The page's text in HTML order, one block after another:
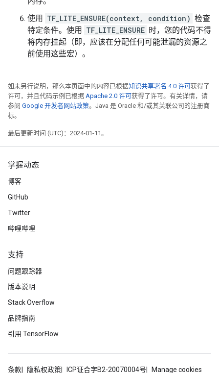
使用
TF_LITE_ENSURE(context, condition) 检查
特定条件。使用
TF_LITE_ENSURE 时，您的代码不得
将内存挂起（即，应该在分配任何可能泄漏的资源之
前使用这些宏）。
如未另行说明，那么本页面中的内容已根据知识共享署名 4.0 许可获得了
许可，并且代码示例已根据 Apache 2.0 许可获得了许可。有关详情，请
参阅 Google 开发者网站政策。Java 是 Oracle 和/或其关联公司的注册商
标。
最后更新时间 (UTC)：2024-01-11。
掌握动态
博客
GitHub
Twitter
哔哩哔哩
支持
问题跟踪器
版本说明
Stack Overflow
品牌指南
引用 TensorFlow
条款 隐私权政策 ICP证合字B2-20070004号 Manage cookies